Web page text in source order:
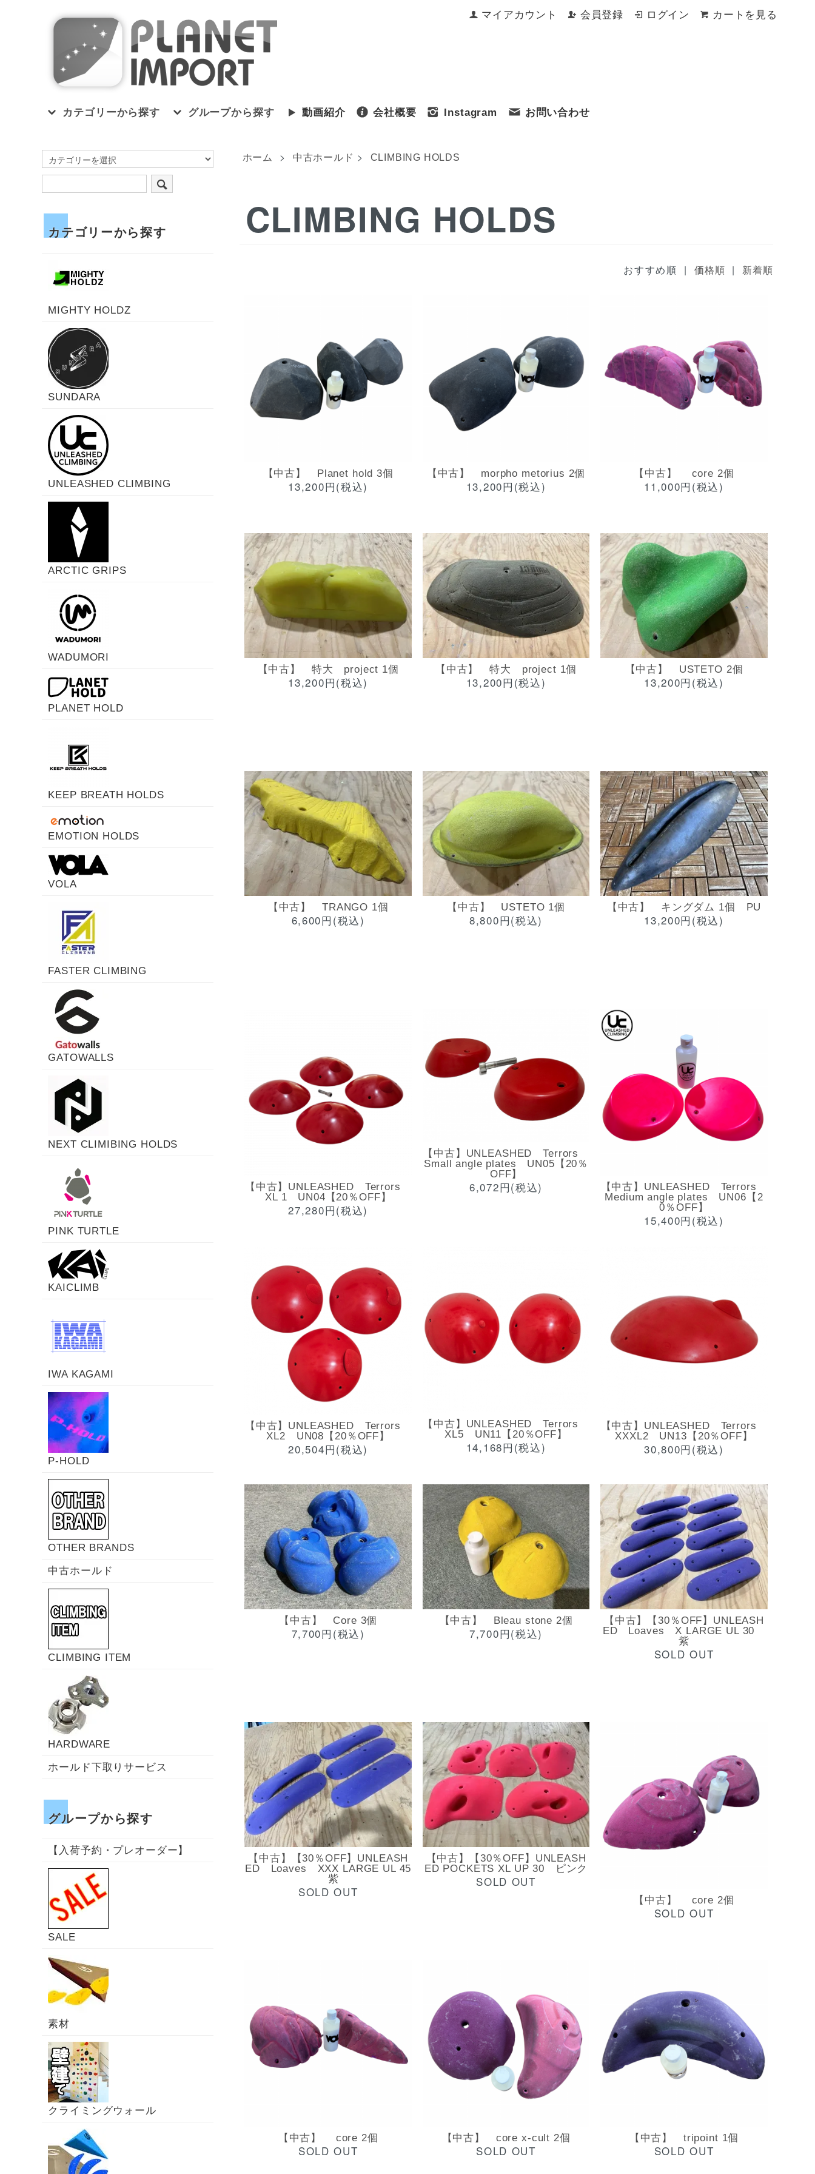
マイアカウント 会員登録 ログイン カートを見る
カテゴリーから探す グループから探す 動画紹介 会社概要 Instagram お問い合わせ
ホーム > 中古ホールド > CLIMBING HOLDS
CLIMBING HOLDS
おすすめ順 |価格順 | 新着順
【中古】 Planet hold 3個
13,200円(税込)
【中古】 morpho metorius 2個
13,200円(税込)
【中古】 core 2個
11,000円(税込)
【中古】 特大 project 1個
13,200円(税込)
【中古】 特大 project 1個
13,200円(税込)
【中古】 USTETO 2個
13,200円(税込)
【中古】 TRANGO 1個
6,600円(税込)
【中古】 USTETO 1個
8,800円(税込)
【中古】 キングダム 1個 PU
13,200円(税込)
【中古】UNLEASHED Terrors
XL 1 UN04【20％OFF】
27,280円(税込)
【中古】UNLEASHED Terrors
Small angle plates UN05【20％
OFF】
6,072円(税込)
【中古】UNLEASHED Terrors
Medium angle plates UN06【2
0％OFF】
15,400円(税込)
【中古】UNLEASHED Terrors
XL2 UN08【20％OFF】
20,504円(税込)
【中古】UNLEASHED Terrors
XL5 UN11【20％OFF】
14,168円(税込)
【中古】UNLEASHED Terrors
XXXL2 UN13【20％OFF】
30,800円(税込)
【中古】 Core 3個
7,700円(税込)
【中古】 Bleau stone 2個
7,700円(税込)
【中古】【30％OFF】UNLEASH
ED Loaves X LARGE UL 30
紫
SOLD OUT
【中古】【30％OFF】UNLEASH
ED Loaves XXX LARGE UL 45
紫
SOLD OUT
【中古】【30％OFF】UNLEASH
ED POCKETS XL UP 30 ピンク
SOLD OUT
【中古】 core 2個
SOLD OUT
【中古】 core 2個
SOLD OUT
【中古】 core x-cult 2個
SOLD OUT
【中古】 tripoint 1個
SOLD OUT
カテゴリーから探す
MIGHTY HOLDZ
SUNDARA
UNLEASHED CLIMBING
ARCTIC GRIPS
WADUMORI
PLANET HOLD
KEEP BREATH HOLDS
EMOTION HOLDS
VOLA
FASTER CLIMBING
GATOWALLS
NEXT CLIMIBING HOLDS
PINK TURTLE
KAICLIMB
IWA KAGAMI
P-HOLD
OTHER BRANDS
中古ホールド
CLIMBING ITEM
HARDWARE
ホールド下取りサービス
グループから探す
【入荷予約・プレオーダー】
SALE
素材
クライミングウォール